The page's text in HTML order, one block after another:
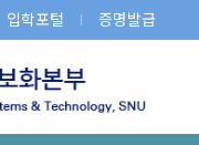
입학포털 증명발급